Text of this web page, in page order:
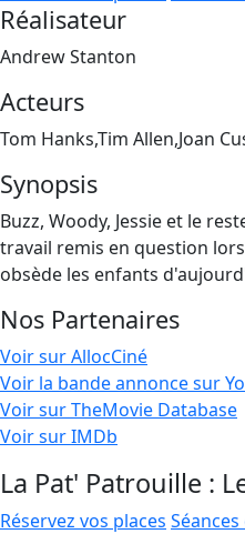
Réalisateur
Andrew Stanton
Acteurs
Tom Hanks,Tim Allen,Joan
Synopsis
Buzz, Woody, Jessie et le
travail remis en question
obsède les enfants
Nos Partenaires
Voir sur AllocCiné
Voir la bande annonce sur
Voir sur TheMovie Database
Voir sur IMDb
La Pat' Patrouille :
Réservez vos places